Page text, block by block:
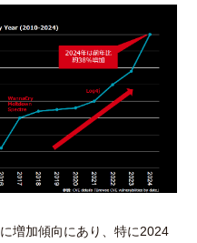
増加傾向にあり、特に2024